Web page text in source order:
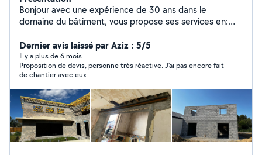
Bonjour avec une expérience de 30 ans dans le
domaine du bâtiment, vous propose ses services en:
démolition, intérieur extérieur Agrandissements
Terrasses Béton Ouverture de portes et fenêtres
N'hésitez pas à nous contacter merci cordialement
Dernier avis laissé par Aziz : 5/5
Il y a plus de 6 mois
Proposition de devis, personne très réactive. J'ai pas encore fait
de chantier avec eux.